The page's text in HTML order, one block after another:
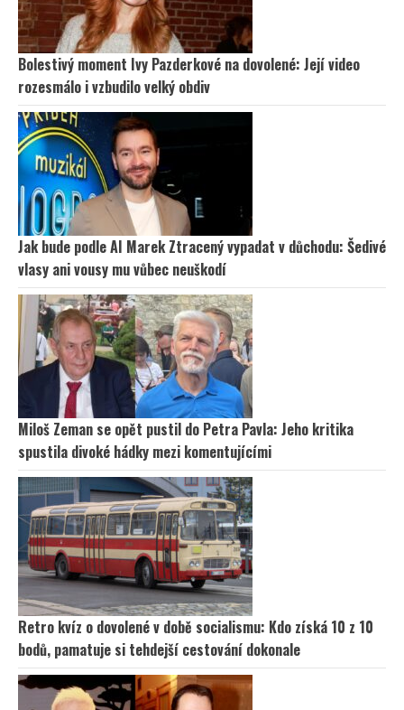
Bolestivý moment Ivy Pazderkové na dovolené: Její video
rozesmálo i vzbudilo velký obdiv
Jak bude podle AI Marek Ztracený vypadat v důchodu: Šedivé
vlasy ani vousy mu vůbec neuškodí
Miloš Zeman se opět pustil do Petra Pavla: Jeho kritika
spustila divoké hádky mezi komentujícími
Retro kvíz o dovolené v době socialismu: Kdo získá 10 z 10
bodů, pamatuje si tehdejší cestování dokonale